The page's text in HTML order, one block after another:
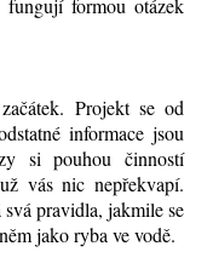
fungují formou otázek
Projekt se od
informace jsou
si pouhou činností
vás nic nepřekvapí.
pravidla, jakmile se
jako ryba ve vodě.